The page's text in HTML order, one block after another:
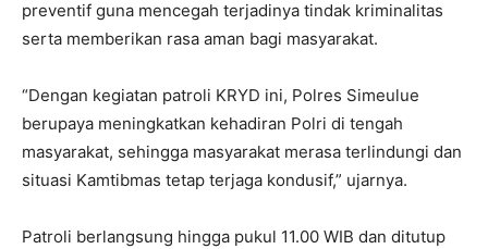
preventif guna mencegah terjadinya tindak kriminalitas
serta memberikan rasa aman bagi masyarakat.
“Dengan kegiatan patroli KRYD ini, Polres Simeulue
berupaya meningkatkan kehadiran Polri di tengah
masyarakat, sehingga masyarakat merasa terlindungi dan
situasi Kamtibmas tetap terjaga kondusif,” ujarnya.
Patroli berlangsung hingga pukul 11.00 WIB dan ditutup